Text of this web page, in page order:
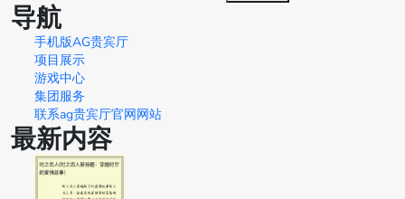
导航
手机版AG贵宾厅
项目展示
游戏中心
集团服务
联系ag贵宾厅官网网站
最新内容